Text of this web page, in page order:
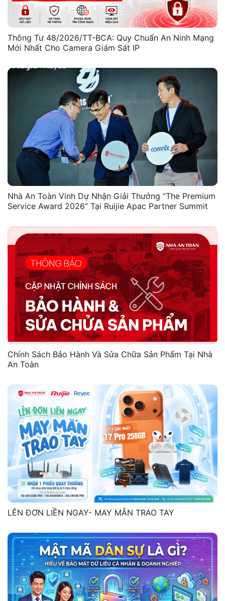
Thông Tư 48/2026/TT-BCA: Quy Chuẩn An Ninh Mạng
Mới Nhất Cho Camera Giám Sát IP
Nhà An Toàn Vinh Dự Nhận Giải Thưởng “The Premium
Service Award 2026” Tại Ruijie Apac Partner Summit
Chính Sách Bảo Hành Và Sửa Chữa Sản Phẩm Tại Nhà
An Toàn
LÊN ĐƠN LIỀN NGAY- MAY MẮN TRAO TAY